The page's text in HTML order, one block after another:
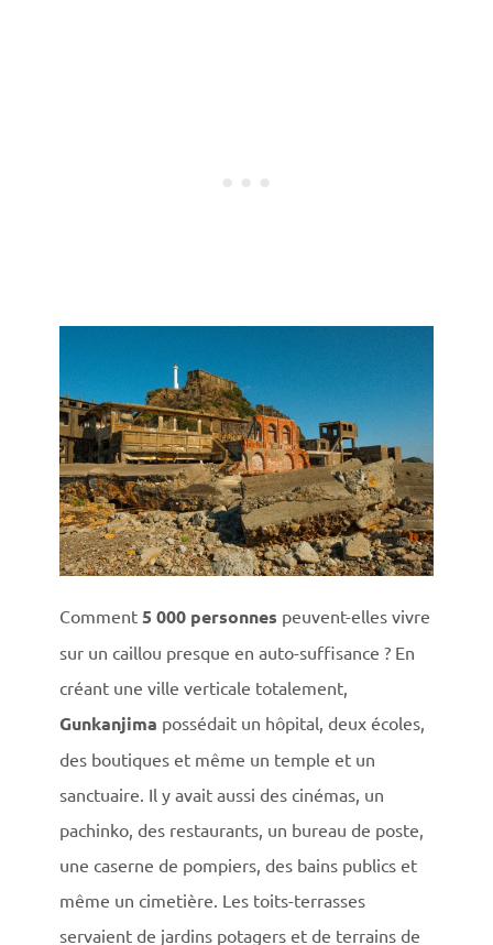
Comment 5 000 personnes peuvent-elles vivre
sur un caillou presque en auto-suffisance ? En
créant une ville verticale totalement,
Gunkanjima possédait un hôpital, deux écoles,
des boutiques et même un temple et un
sanctuaire. Il y avait aussi des cinémas, un
pachinko, des restaurants, un bureau de poste,
une caserne de pompiers, des bains publics et
même un cimetière. Les toits-terrasses
servaient de jardins potagers et de terrains de